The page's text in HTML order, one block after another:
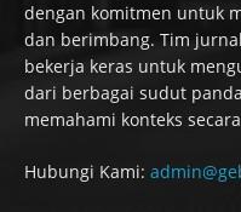
dengan komitmen untuk
dan berimbang. Tim
bekerja keras untuk
dari berbagai sudut
memahami konteks
Hubungi Kami: